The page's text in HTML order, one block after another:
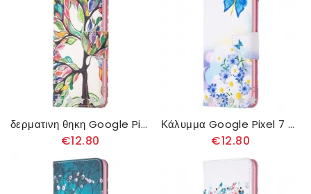
δερματινη θηκη Google Pixel 7 Βαμμένο Δέντρο
€12.80
Κάλυμμα Google Pixel 7 Πεταλούδες Με Ακουαρέλα
€12.80